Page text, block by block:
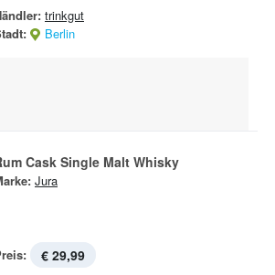
trinkgut
Berlin
Cask Single Malt Whisky
Jura
€ 29,99